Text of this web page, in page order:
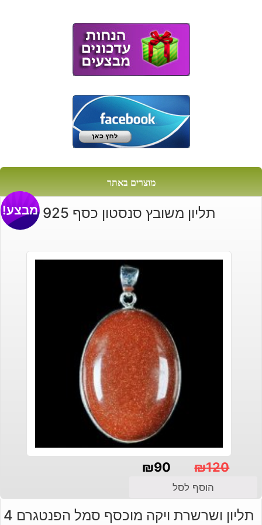
מוצרים באתר
תליון משובץ סנסטון כסף 925 מבצע!
₪120
המקורי
₪90
הנוכחי
הוסף לסל
תליון ושרשרת ויקה מוכסף סמל הפנטגרם 4